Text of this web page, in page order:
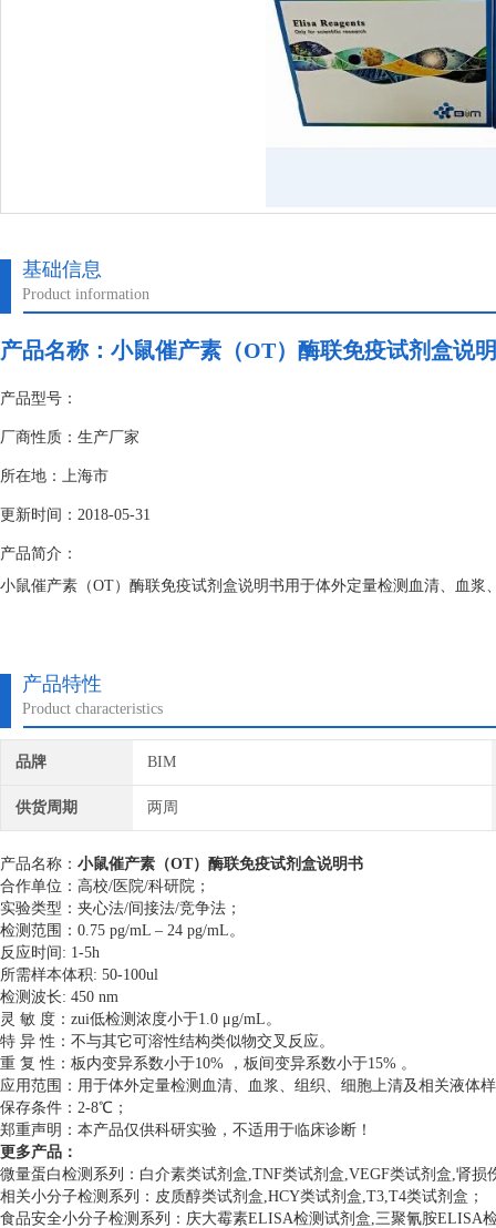
基础信息
Product information
产品名称： 小鼠催产素（OT）酶联免疫试剂盒说
产品型号：
厂商性质：生产厂家
所在地：上海市
更新时间：2018-05-31
产品简介：
小鼠催产素（OT）酶联免疫试剂盒说明书用于体外定量检测血清、血
产品特性
Product characteristics
品牌 BIM
供货周期 两周
产品名称： 小鼠催产素（OT）酶联免疫试剂盒说明书
合作单位：高校/医院/科研院；
实验类型：夹心法/间接法/竞争法；
检测范围：0.75 pg/mL – 24 pg/mL。
反应时间: 1-5h
所需样本体积: 50-100ul
检测波长: 450 nm
灵 敏 度：zui低检测浓度小于1.0 μg/mL。
特 异 性：不与其它可溶性结构类似物交叉反应。
重 复 性：板内变异系数小于10% ，板间变异系数小于15% 。
应用范围：用于体外定量检测血清、血浆、组织、细胞上清及相关液体
保存条件：2-8℃；
郑重声明：本产品仅供科研实验，不适用于临床诊断！
更多产品：
微量蛋白检测系列：白介素类试剂盒,TNF类试剂盒,VEGF类试剂盒,肾损
相关小分子检测系列：皮质醇类试剂盒,HCY类试剂盒,T3,T4类试剂盒；
食品安全小分子检测系列：庆大霉素ELISA检测试剂盒,三聚氰胺